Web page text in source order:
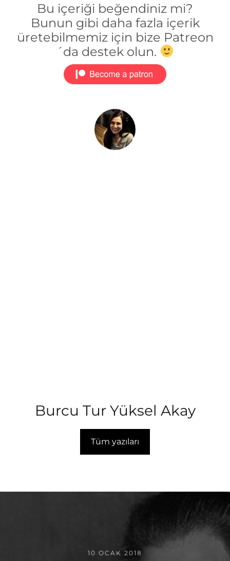
Bu içeriği beğendiniz mi?
Bunun gibi daha fazla içerik
üretebilmemiz için bize Patreon
´da destek olun.
Burcu Tur Yüksel Akay
Tüm yazıları
10 OCAK 2018